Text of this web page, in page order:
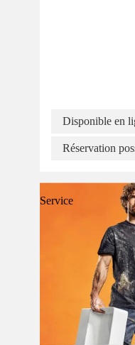
Disponible en
Réservation
Service